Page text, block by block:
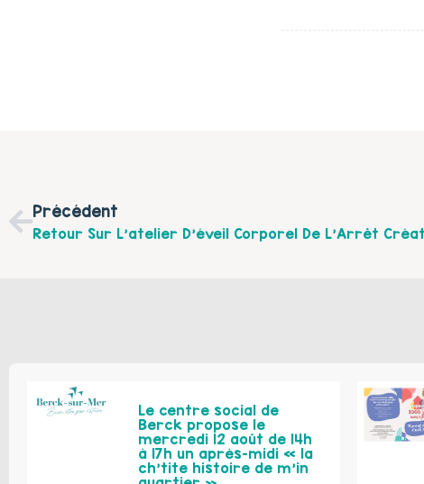
Précédent
Le centre social de
Berck propose le
mercredi 12 août de 14h
à 17h un après-midi « la
ch’tite histoire de m’in